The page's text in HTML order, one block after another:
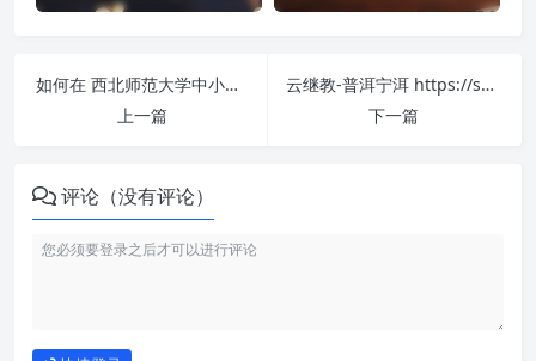
如何在 西北师范大学中小学教师远程培训网 https://nwnu.edueva.org/ 平台快速完成学习任务？
上一篇
云继教-普洱宁洱 https://saas.yunteacher.com/index?orgCode=ninger 课程学习无压力！教你高效刷题技巧
下一篇
评论（没有评论）